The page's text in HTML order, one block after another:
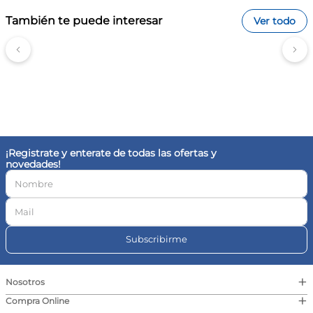
También te puede interesar Ver todo
¡Registrate y enterate de todas las ofertas y
novedades!
Subscribirme
Nosotros +
Compra Online
+